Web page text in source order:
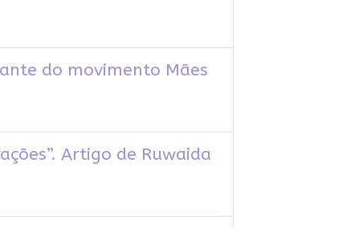
do movimento Mães
Artigo de Ruwaida